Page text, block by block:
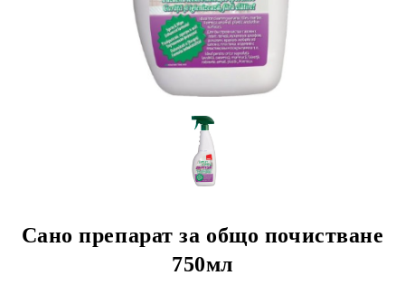
Сано препарат за общо почистване
750мл